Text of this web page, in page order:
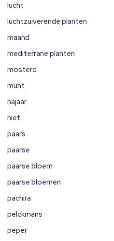
lucht
luchtzuiverende planten
maand
mediterrane planten
mosterd
munt
najaar
niet
paars
paarse
paarse bloem
paarse bloemen
pachira
pelckmans
peper